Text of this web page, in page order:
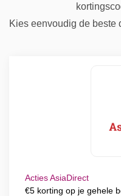
Kies eenvoudig de beste
Acties AsiaDirect
€5 korting op je gehele